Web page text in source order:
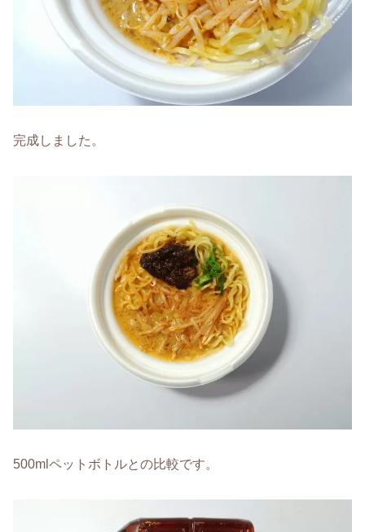
完成しました。
500mlペットボトルとの比較です。